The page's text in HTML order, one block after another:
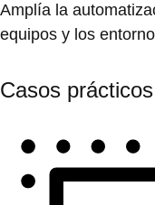
Amplía la
equipos y los
Casos prácticos